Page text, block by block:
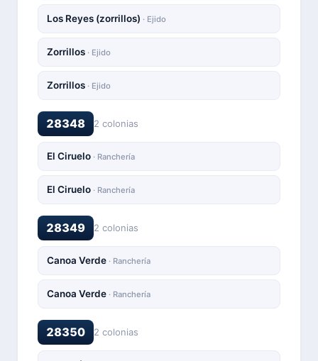
Los Reyes (zorrillos) · Ejido
Zorrillos · Ejido
Zorrillos · Ejido
28348 2 colonias
El Ciruelo · Ranchería
El Ciruelo · Ranchería
28349 2 colonias
Canoa Verde · Ranchería
Canoa Verde · Ranchería
28350 2 colonias